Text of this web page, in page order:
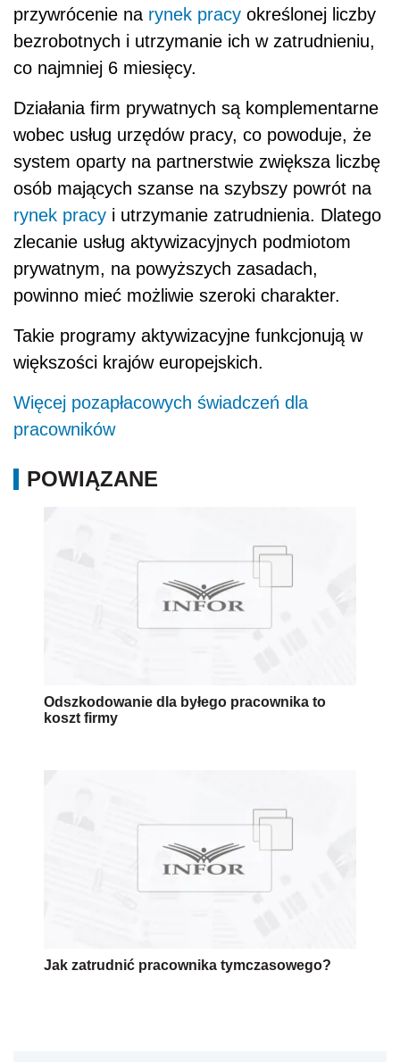
przywrócenie na rynek pracy określonej liczby
bezrobotnych i utrzymanie ich w zatrudnieniu,
co najmniej 6 miesięcy.
Działania firm prywatnych są komplementarne
wobec usług urzędów pracy, co powoduje, że
system oparty na partnerstwie zwiększa liczbę
osób mających szanse na szybszy powrót na
rynek pracy i utrzymanie zatrudnienia. Dlatego
zlecanie usług aktywizacyjnych podmiotom
prywatnym, na powyższych zasadach,
powinno mieć możliwie szeroki charakter.
Takie programy aktywizacyjne funkcjonują w
większości krajów europejskich.
Więcej pozapłacowych świadczeń dla
pracowników
POWIĄZANE
Odszkodowanie dla byłego pracownika to
koszt firmy
Jak zatrudnić pracownika tymczasowego?